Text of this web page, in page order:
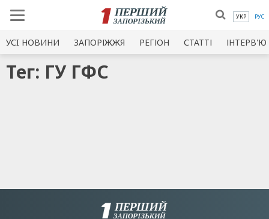
УКР РУС
УСI НОВИНИ ЗАПОРІЖЖЯ РЕГІОН СТАТТІ ІНТЕРВ'Ю
Тег: ГУ ГФС